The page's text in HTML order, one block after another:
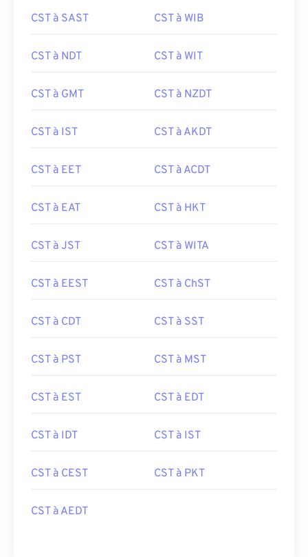
CST à SAST CST à WIB
CST à NDT CST à WIT
CST à GMT CST à NZDT
CST à IST CST à AKDT
CST à EET CST à ACDT
CST à EAT CST à HKT
CST à JST CST à WITA
CST à EEST CST à ChST
CST à CDT CST à SST
CST à PST CST à MST
CST à EST CST à EDT
CST à IDT CST à IST
CST à CEST CST à PKT
CST à AEDT